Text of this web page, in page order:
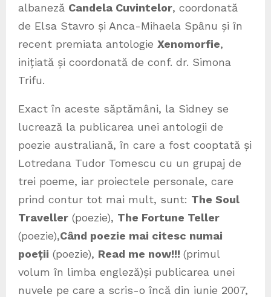
albaneză Candela Cuvintelor, coordonată
de Elsa Stavro și Anca-Mihaela Spânu și în
recent premiata antologie Xenomorfie,
inițiată și coordonată de conf. dr. Simona
Trifu.
Exact în aceste săptămâni, la Sidney se
lucrează la publicarea unei antologii de
poezie australiană, în care a fost cooptată și
Lotredana Tudor Tomescu cu un grupaj de
trei poeme, iar proiectele personale, care
prind contur tot mai mult, sunt: The Soul
Traveller (poezie), The Fortune Teller
(poezie),Când poezie mai citesc numai
poeții (poezie), Read me now!!! (primul
volum în limba engleză)și publicarea unei
nuvele pe care a scris-o încă din iunie 2007,